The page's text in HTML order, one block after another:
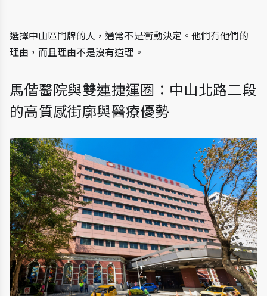
選擇中山區門牌的人，通常不是衝動決定。他們有他們的
理由，而且理由不是沒有道理。
馬偕醫院與雙連捷運圈：中山北路二段
的高質感街廓與醫療優勢